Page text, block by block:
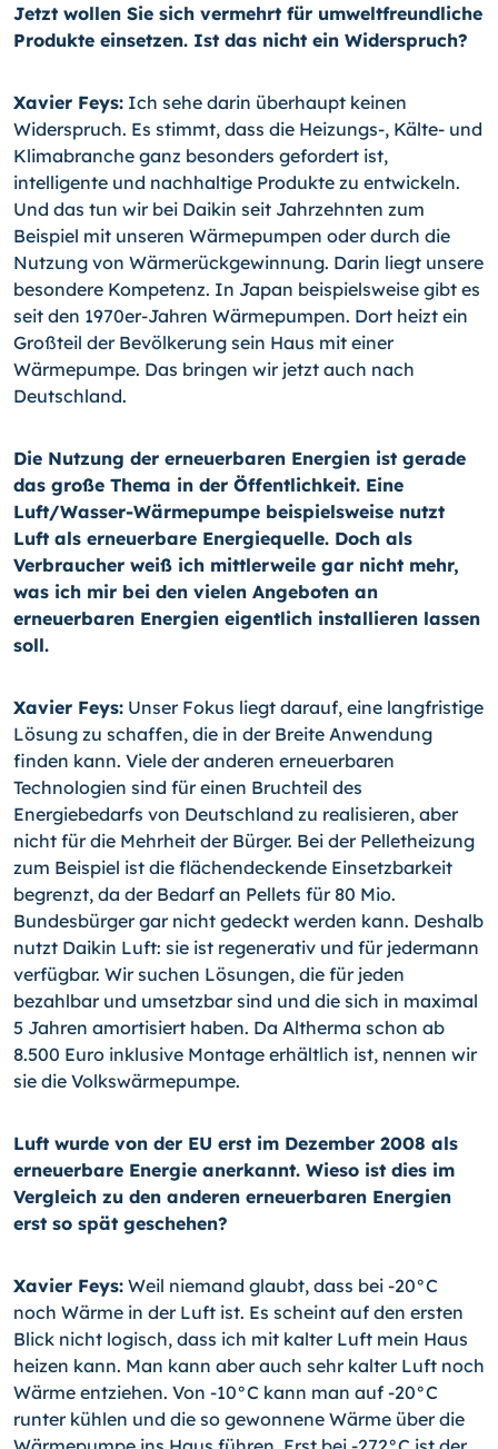
Jetzt wollen Sie sich vermehrt für umweltfreundliche
Produkte einsetzen. Ist das nicht ein Widerspruch?
Xavier Feys: Ich sehe darin überhaupt keinen
Widerspruch. Es stimmt, dass die Heizungs-, Kälte- und
Klimabranche ganz besonders gefordert ist,
intelligente und nachhaltige Produkte zu entwickeln.
Und das tun wir bei Daikin seit Jahrzehnten zum
Beispiel mit unseren Wärmepumpen oder durch die
Nutzung von Wärmerückgewinnung. Darin liegt unsere
besondere Kompetenz. In Japan beispielsweise gibt es
seit den 1970er-Jahren Wärmepumpen. Dort heizt ein
Großteil der Bevölkerung sein Haus mit einer
Wärmepumpe. Das bringen wir jetzt auch nach
Deutschland.
Die Nutzung der erneuerbaren Energien ist gerade
das große Thema in der Öffentlichkeit. Eine
Luft/Wasser-Wärmepumpe beispielsweise nutzt
Luft als erneuerbare Energiequelle. Doch als
Verbraucher weiß ich mittlerweile gar nicht mehr,
was ich mir bei den vielen Angeboten an
erneuerbaren Energien eigentlich installieren lassen
soll.
Xavier Feys: Unser Fokus liegt darauf, eine langfristige
Lösung zu schaffen, die in der Breite Anwendung
finden kann. Viele der anderen erneuerbaren
Technologien sind für einen Bruchteil des
Energiebedarfs von Deutschland zu realisieren, aber
nicht für die Mehrheit der Bürger. Bei der Pelletheizung
zum Beispiel ist die flächendeckende Einsetzbarkeit
begrenzt, da der Bedarf an Pellets für 80 Mio.
Bundesbürger gar nicht gedeckt werden kann. Deshalb
nutzt Daikin Luft: sie ist regenerativ und für jedermann
verfügbar. Wir suchen Lösungen, die für jeden
bezahlbar und umsetzbar sind und die sich in maximal
5 Jahren amortisiert haben. Da Altherma schon ab
8.500 Euro inklusive Montage erhältlich ist, nennen wir
sie die Volkswärmepumpe.
Luft wurde von der EU erst im Dezember 2008 als
erneuerbare Energie anerkannt. Wieso ist dies im
Vergleich zu den anderen erneuerbaren Energien
erst so spät geschehen?
Xavier Feys: Weil niemand glaubt, dass bei -20°C
noch Wärme in der Luft ist. Es scheint auf den ersten
Blick nicht logisch, dass ich mit kalter Luft mein Haus
heizen kann. Man kann aber auch sehr kalter Luft noch
Wärme entziehen. Von -10°C kann man auf -20°C
runter kühlen und die so gewonnene Wärme über die